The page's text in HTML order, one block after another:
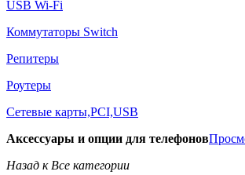
USB Wi-Fi
Коммутаторы Switch
Репитеры
Роутеры
Сетевые карты,PCI,USB
Аксессуары и опции для телефонов
Назад к Все категории